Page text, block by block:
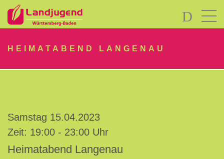
LOGIN
vergessen?
-
HEIMATABEND LANGENAU
Samstag 15.04.2023
Zeit: 19:00 - 23:00 Uhr
Heimatabend Langenau